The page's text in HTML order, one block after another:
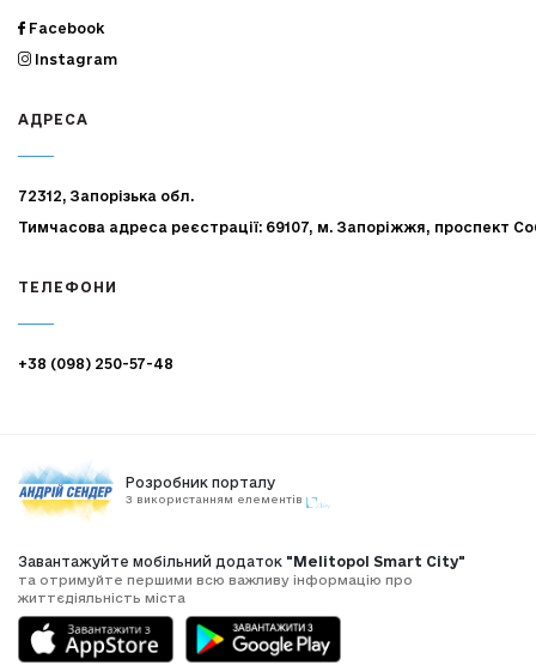
Facebook
Instagram
АДРЕСА
72312, Запорізька обл.
Тимчасова адреса реєстрації: 69107, м. Запоріжжя, проспект
ТЕЛЕФОНИ
+38 (098) 250-57-48
Розробник порталу
З використанням елементів
Завантажуйте мобільний додаток "Melitopol Smart City"
та отримуйте першими всю важливу інформацію про
життєдіяльність міста